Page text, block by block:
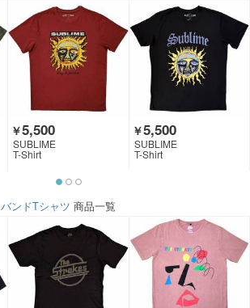
￥5,500
SUBLIME
T-Shirt
￥5,500
SUBLIME
T-Shirt
バンドTシャツ 商品一覧